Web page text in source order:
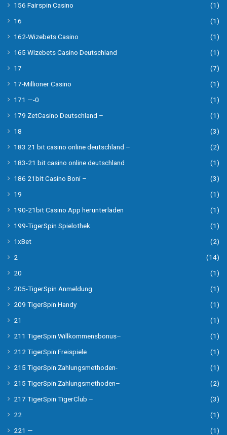
156 Fairspin Casino
(1)
16
(1)
162-Wizebets Casino
(1)
165 Wizebets Casino Deutschland
(1)
17
(7)
17-Millioner Casino
(1)
171 —-0
(1)
179 ZetCasino Deutschland –
(1)
18
(3)
183 21 bit casino online deutschland –
(2)
183-21 bit casino online deutschland
(1)
186 21bit Casino Boni –
(3)
19
(1)
190-21bit Casino App herunterladen
(1)
199-TigerSpin Spielothek
(1)
1xBet
(2)
2
(14)
20
(1)
205-TigerSpin Anmeldung
(1)
209 TigerSpin Handy
(1)
21
(1)
211 TigerSpin Willkommensbonus–
(1)
212 TigerSpin Freispiele
(1)
215 TigerSpin Zahlungsmethoden-
(1)
215 TigerSpin Zahlungsmethoden–
(2)
217 TigerSpin TigerClub –
(3)
22
(1)
221 —
(1)